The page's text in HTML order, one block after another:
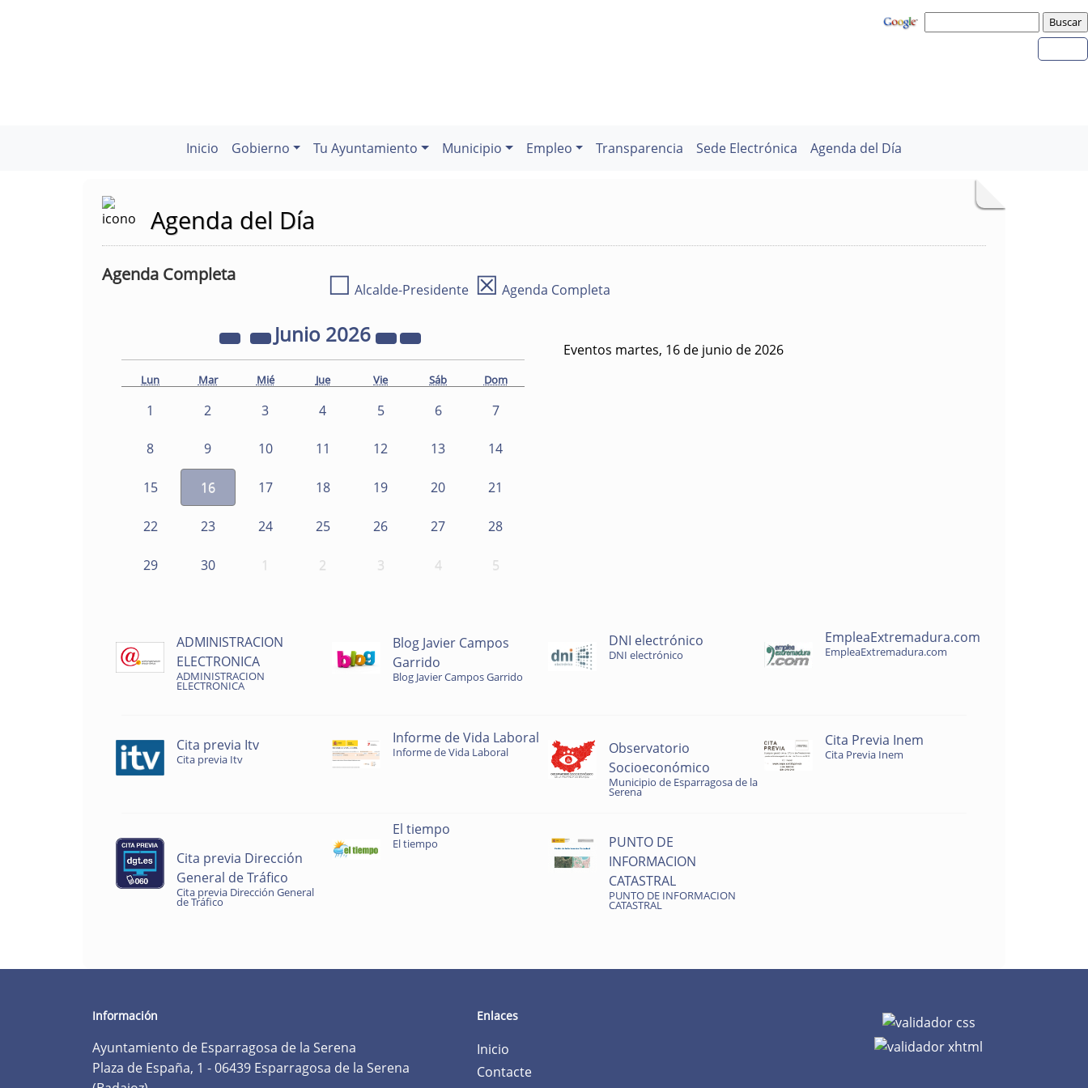
Inicio Gobierno Tu Ayuntamiento Municipio Empleo Transparencia Sede Electrónica Agenda del Día
Agenda del Día
Agenda Completa ☐ Alcalde-Presidente ☒ Agenda Completa
Junio 2026
Lun Mar Mié Jue Vie Sáb Dom
1 2 3 4 5 6 7
8 9 10 11 12 13 14
15 16 17 18 19 20 21
22 23 24 25 26 27 28
29 30 1 2 3 4 5
Eventos martes, 16 de junio de 2026
ADMINISTRACION
ELECTRONICA
ADMINISTRACION
ELECTRONICA
Blog Javier Campos
Garrido
Blog Javier Campos Garrido
DNI electrónico
DNI electrónico
EmpleaExtremadura.com
EmpleaExtremadura.com
Cita previa Itv
Cita previa Itv
Informe de Vida Laboral
Informe de Vida Laboral
Observatorio
Socioeconómico
Municipio de Esparragosa de la
Serena
Cita Previa Inem
Cita Previa Inem
Cita previa Dirección
General de Tráfico
Cita previa Dirección General
de Tráfico
El tiempo
El tiempo
PUNTO DE
INFORMACION
CATASTRAL
PUNTO DE INFORMACION
CATASTRAL
Información
Ayuntamiento de Esparragosa de la Serena
Plaza de España, 1 - 06439 Esparragosa de la Serena
Enlaces
Inicio
Contacte